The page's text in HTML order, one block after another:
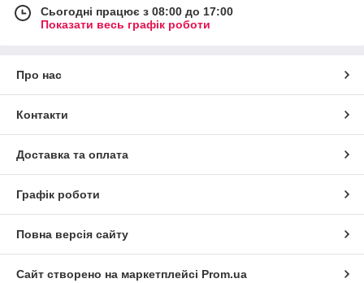
Сьогодні працює з 08:00 до 17:00
Показати весь графік роботи
Про нас
Контакти
Доставка та оплата
Графік роботи
Повна версія сайту
Сайт створено на маркетплейсі Prom.ua